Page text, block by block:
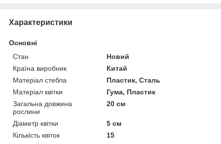
Характеристики
Основні
Стан
Новий
Країна виробник
Китай
Матеріал стебла
Пластик, Сталь
Матеріал квітки
Гума, Пластик
Загальна довжина
рослини
20 см
Діаметр квітки
5 см
Кількість квіток
15